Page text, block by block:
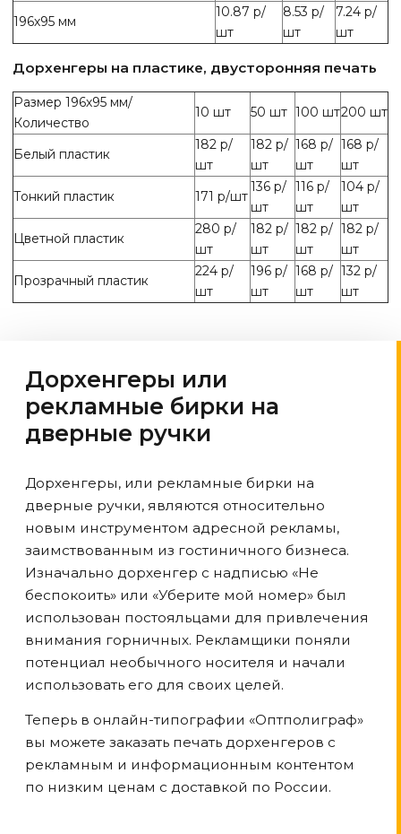
196х95 мм
10.87 р/
шт
8.53 р/
шт
7.24 р/
шт
Дорхенгеры на пластике, двусторонняя печать
Размер 196х95 мм/
Количество
10 шт 50 шт 100 шт200 шт
Белый пластик
182 р/
шт
182 р/
шт
168 р/
шт
168 р/
шт
Тонкий пластик
171 р/шт
136 р/
шт
116 р/
шт
104 р/
шт
Цветной пластик
280 р/
шт
182 р/
шт
182 р/
шт
182 р/
шт
Прозрачный пластик
224 р/
шт
196 р/
шт
168 р/
шт
132 р/
шт
Дорхенгеры или
рекламные бирки на
дверные ручки
Дорхенгеры, или рекламные бирки на
дверные ручки, являются относительно
новым инструментом адресной рекламы,
заимствованным из гостиничного бизнеса.
Изначально дорхенгер с надписью «Не
беспокоить» или «Уберите мой номер» был
использован постояльцами для привлечения
внимания горничных. Рекламщики поняли
потенциал необычного носителя и начали
использовать его для своих целей.
Теперь в онлайн-типографии «Оптполиграф»
вы можете заказать печать дорхенгеров с
рекламным и информационным контентом
по низким ценам с доставкой по России.